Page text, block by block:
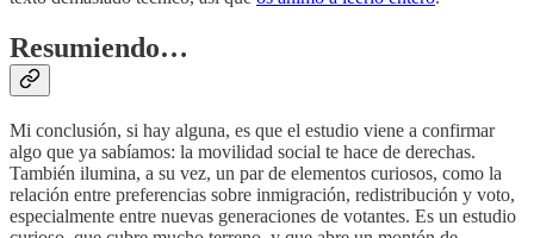
Resumiendo…
Mi conclusión, si hay alguna, es que el estudio viene a confirmar
algo que ya sabíamos: la movilidad social te hace de derechas.
También ilumina, a su vez, un par de elementos curiosos, como la
relación entre preferencias sobre inmigración, redistribución y voto,
especialmente entre nuevas generaciones de votantes. Es un estudio